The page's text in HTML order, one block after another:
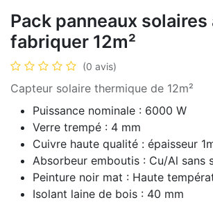
Pack panneaux solaires
fabriquer 12m²
(0 avis)
Capteur solaire thermique de 12m²
Puissance nominale : 6000 W
Verre trempé : 4 mm
Cuivre haute qualité : épaisseur
Absorbeur emboutis : Cu/Al sans
Peinture noir mat : Haute
Isolant laine de bois : 40 mm